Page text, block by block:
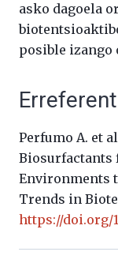
asko dagoela
posible izango
Perfumo A. et
Biosurfactants
Environments
Trends in
https://doi.org/